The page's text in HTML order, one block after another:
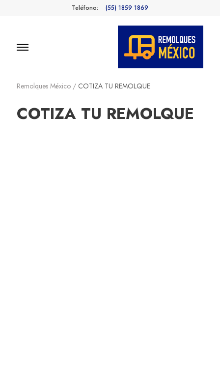
Teléfono: (55) 1859 1869
Remolques
México
Remolques México / COTIZA TU REMOLQUE
COTIZA TU REMOLQUE